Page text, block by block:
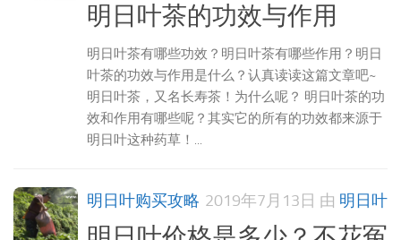
明日叶茶的功效与作用
明日叶茶有哪些功效？明日叶茶有哪些作用？明日
叶茶的功效与作用是什么？认真读读这篇文章吧~
明日叶茶，又名长寿茶！为什么呢？ 明日叶茶的功
效和作用有哪些呢？其实它的所有的功效都来源于
明日叶这种药草！...
明日叶购买攻略 2019年7月13日 由 明日叶